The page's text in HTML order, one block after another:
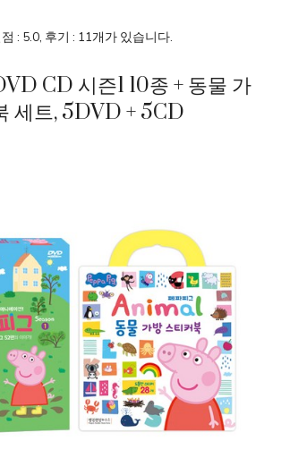
: 5.0, 후기 : 11개가 있습니다.
CD 시즌1 10종 + 동물 가
세트, 5DVD + 5CD